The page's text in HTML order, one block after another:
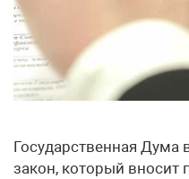
Государственная Дума
закон, который вносит